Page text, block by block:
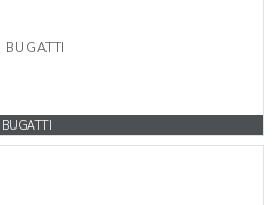
BUGATTI